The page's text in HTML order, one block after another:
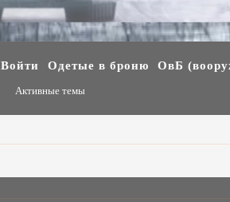
Войти Одетые в броню ОвБ
Активные темы